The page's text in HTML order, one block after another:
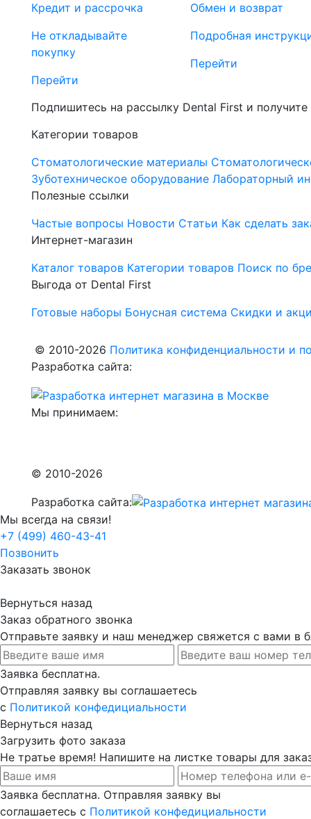
Кредит и рассрочка
Не откладывайте
покупку
Перейти
Обмен и возврат
Подробная
Перейти
Подпишитесь на рассылку Dental First и
Категории товаров
Стоматологические материалы
Зуботехническое оборудование Лабораторный
Полезные ссылки
Частые вопросы Новости Статьи Как сделать
Интернет-магазин
Каталог товаров Категории товаров Поиск по
Выгода от Dental First
Готовые наборы Бонусная система Скидки и
© 2010-2026 Политика конфиденциальности и
Разработка сайта:
Мы принимаем:
© 2010-2026
Разработка сайта:
Мы всегда на связи!
+7 (499) 460-43-41
Позвонить
Заказать звонок
Вернуться назад
Заказ обратного звонка
Отправьте заявку и наш менеджер свяжется с вами в
Заявка бесплатна.
Отправляя заявку вы соглашаетесь
с Политикой конфедициальности
Вернуться назад
Загрузить фото заказа
Не тратье время! Напишите на листке товары для
Заявка бесплатна. Отправляя заявку вы
соглашаетесь с Политикой конфедициальности